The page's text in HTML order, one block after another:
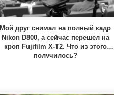
Мой друг снимал на полный кадр
Nikon D800, а сейчас перешел на
кроп Fujifilm X-T2. Что из этого
получилось?